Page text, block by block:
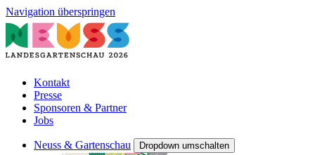
Navigation überspringen
Kontakt
Presse
Sponsoren & Partner
Jobs
Neuss & Gartenschau Dropdown umschalten